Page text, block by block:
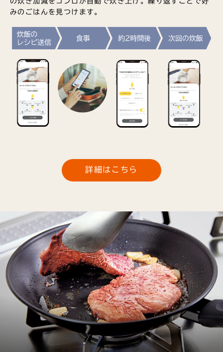
みのごはんを見つけます。
詳細はこちら